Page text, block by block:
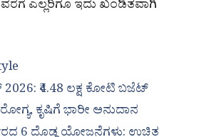
ಎಲ್ಲರಿಗೂ ಇದು ಖಂಡಿತವಾಗಿ
₹4.48 ಲಕ್ಷ ಕೋಟಿ ಬಜೆಟ್
ಕೃಷಿಗೆ ಭಾರೀ ಅನುದಾನ